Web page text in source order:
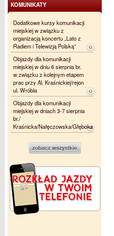
KOMUNIKATY
Dodatkowe kursy komunikacji
miejskiej w związku z
organizacją koncertu „Lato z
Radiem i Telewizją Polską”
Objazdy dla komunikacji
miejskiej w dniu 6 sierpnia br.
w związku z kolejnym etapem
prac przy Al. Kraśnickiej/rejon
ul. Wróbla
Objazdy dla komunikacji
miejskiej w dniach 3-7 sierpnia
br./
Kraśnicka/Nałęczowska/Głęboka